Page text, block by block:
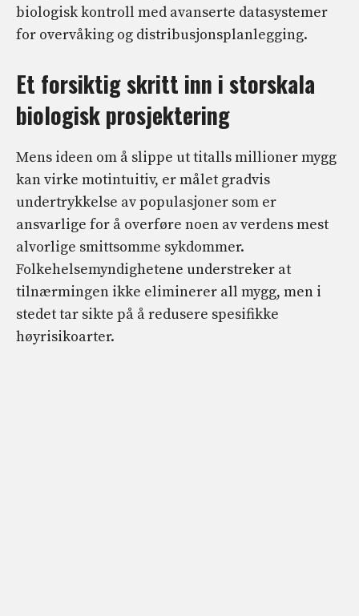
biologisk kontroll med avanserte datasystemer
for overvåking og distribusjonsplanlegging.
Et forsiktig skritt inn i storskala
biologisk prosjektering
Mens ideen om å slippe ut titalls millioner mygg
kan virke motintuitiv, er målet gradvis
undertrykkelse av populasjoner som er
ansvarlige for å overføre noen av verdens mest
alvorlige smittsomme sykdommer.
Folkehelsemyndighetene understreker at
tilnærmingen ikke eliminerer all mygg, men i
stedet tar sikte på å redusere spesifikke
høyrisikoarter.